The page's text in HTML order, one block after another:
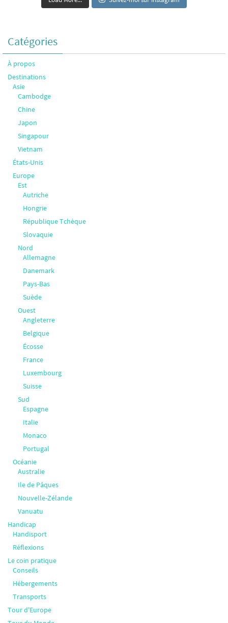
Catégories
À propos
Destinations
Asie
Cambodge
Chine
Japon
Singapour
Vietnam
États-Unis
Europe
Est
Autriche
Hongrie
République Tchèque
Slovaquie
Nord
Allemagne
Danemark
Pays-Bas
Suède
Ouest
Angleterre
Belgique
Écosse
France
Luxembourg
Suisse
Sud
Espagne
Italie
Monaco
Portugal
Océanie
Australie
Ile de Pâques
Nouvelle-Zélande
Vanuatu
Handicap
Handisport
Réflexions
Le coin pratique
Conseils
Hébergements
Transports
Tour d'Europe